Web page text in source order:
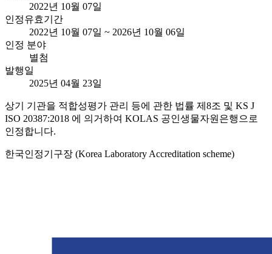
2022년 10월 07일
인정유효기간
2022년 10월 07일 ~ 2026년 10월 06일
인정 분야
별첨
발행일
2025년 04월 23일
상기 기관을 적합성평가 관리 등에 관한 법률 제8조 및 KS J
ISO 20387:2018 에 의거하여 KOLAS 공인생물자원은행으로
인정합니다.
한국인정기구장 (Korea Laboratory Accreditation scheme)